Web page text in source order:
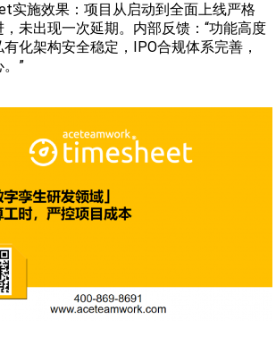
实施效果：项目从启动到全面上线严格
未出现一次延期。内部反馈：“功能高度
化架构安全稳定，IPO合规体系完善，
”